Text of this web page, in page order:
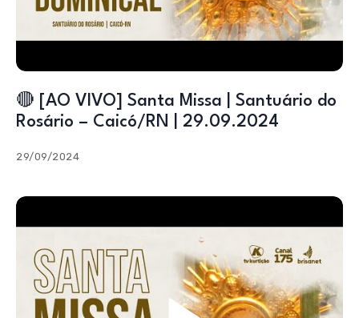
🔴 [AO VIVO] Santa Missa | Santuário do
Rosário – Caicó/RN | 29.09.2024
29/09/2024